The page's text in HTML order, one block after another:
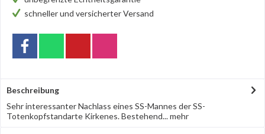
schneller und versicherter Versand
Beschreibung
Sehr interessanter Nachlass eines SS-Mannes der SS-
Totenkopfstandarte Kirkenes. Bestehend...mehr